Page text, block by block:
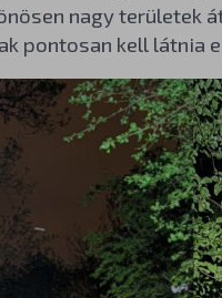
nagy területek
pontosan kell látnia